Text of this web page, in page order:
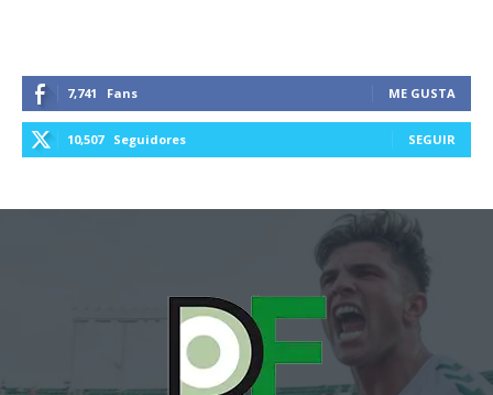
7,741 Fans ME GUSTA
10,507 Seguidores SEGUIR